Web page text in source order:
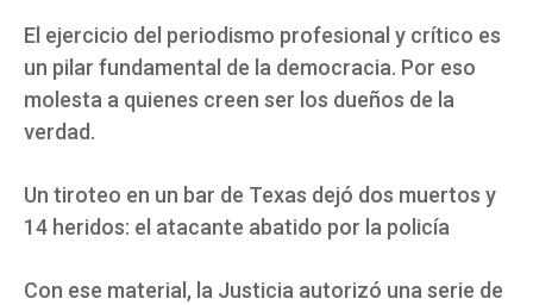
El ejercicio del periodismo profesional y crítico es
un pilar fundamental de la democracia. Por eso
molesta a quienes creen ser los dueños de la
verdad.
Un tiroteo en un bar de Texas dejó dos muertos y
14 heridos: el atacante abatido por la policía
Con ese material, la Justicia autorizó una serie de